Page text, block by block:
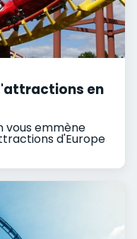
en
vous emmène
d'Europe